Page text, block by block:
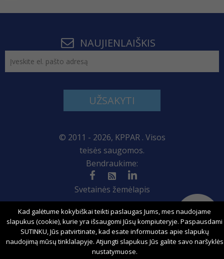
NAUJIENLAIŠKIS
UŽSAKYTI
© 2011 - 2026, KPPAR . Visos
teisės saugomos.
Bendraukime:
Svetainės žemėlapis
Sprendimas:
Kad galėtume kokybiškai teikti paslaugas Jums, mes naudojame
slapukus (cookie), kurie yra išsaugomi Jūsų kompiuteryje. Paspausdami
SUTINKU, Jūs patvirtinate, kad esate informuotas apie slapukų
naudojimą mūsų tinklalapyje. Atjungti slapukus Jūs galite savo naršyklės
nustatymuose.